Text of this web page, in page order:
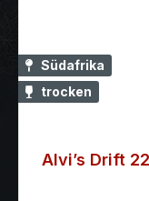
Südafrika
trocken
Alvi’s Drift